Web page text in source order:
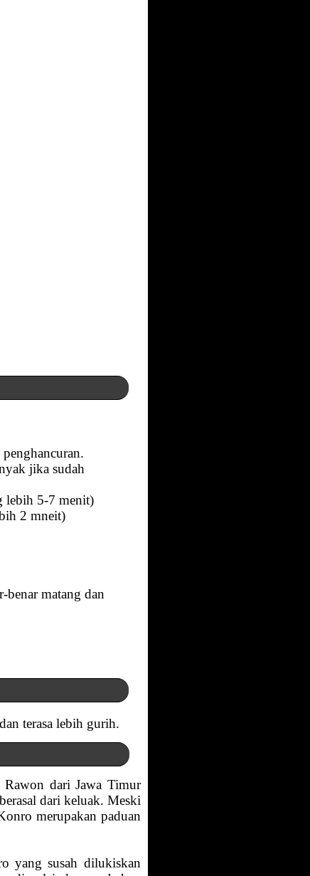
jika sudah
lebih 5-7 menit)
2 mneit)
benar matang dan
terasa lebih gurih.
dari Jawa Timur
dari keluak. Meski
merupakan paduan
yang susah dilukiskan